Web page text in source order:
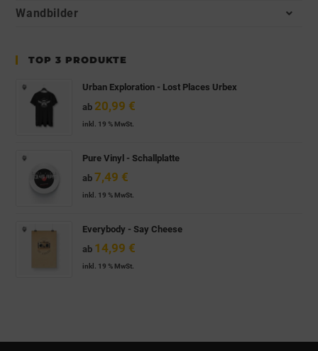
Wandbilder
TOP 3 PRODUKTE
Urban Exploration - Lost Places Urbex
ab20,99 €
inkl. 19 % MwSt.
Pure Vinyl - Schallplatte
ab 7,49 €
inkl. 19 % MwSt.
Everybody - Say Cheese
ab 14,99 €
inkl. 19 % MwSt.